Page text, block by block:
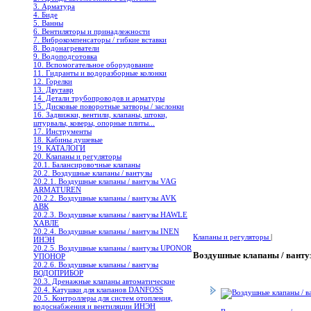
3. Арматура
4. Биде
5. Ванны
6. Вентиляторы и принадлежности
7. Виброкомпенсаторы / гибкие вставки
8. Водонагреватели
9. Водоподготовка
10. Вспомогательное оборудование
11. Гидранты и водоразборные колонки
12. Горелки
13. Двутавр
14. Детали трубопроводов и арматуры
15. Дисковые поворотные затворы / заслонки
16. Задвижки, вентили, клапаны, штоки,
штурвалы, коверы, опорные плиты...
17. Инструменты
18. Кабины душевые
19. КАТАЛОГИ
20. Клапаны и регуляторы
20.1. Балансировочные клапаны
20.2. Воздушные клапаны / вантузы
20.2.1. Воздушные клапаны / вантузы VAG
ARMATUREN
20.2.2. Воздушные клапаны / вантузы AVK
АВК
20.2.3. Воздушные клапаны / вантузы HAWLE
ХАВЛЕ
20.2.4. Воздушные клапаны / вантузы INEN
ИНЭН
20.2.5. Воздушные клапаны / вантузы UPONOR
УПОНОР
20.2.6. Воздушные клапаны / вантузы
ВОДОПРИБОР
20.3. Дренажные клапаны автоматические
20.4. Катушки для клапанов DANFOSS
20.5. Контроллеры для систем отопления,
водоснабжения и вентиляции ИНЭН
Клапаны и регуляторы |
Воздушные клапаны /